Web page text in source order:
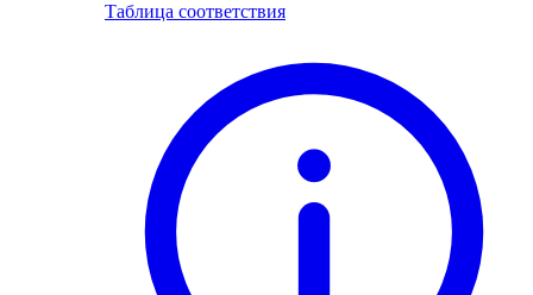
Таблица соответствия